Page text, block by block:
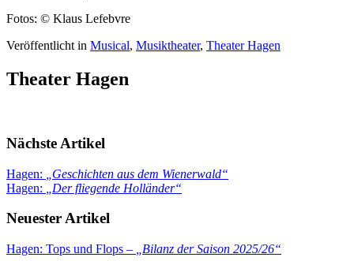
Fotos: © Klaus Lefebvre
Veröffentlicht in Musical, Musiktheater, Theater Hagen
Theater Hagen
Nächste Artikel
Hagen: Geschichten aus dem Wienerwald“
Hagen:
Der fliegende Holländer“
Neuester Artikel
Hagen: Tops und Flops – Bilanz der Saison 2025/26“